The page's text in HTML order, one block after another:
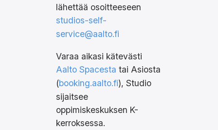
lähettää osoitteeseen
studios-self-
service@aalto.fi
Varaa aikasi kätevästi
Aalto Spacesta tai Asiosta
(booking.aalto.fi), Studio
sijaitsee
oppimiskeskuksen K-
kerroksessa.